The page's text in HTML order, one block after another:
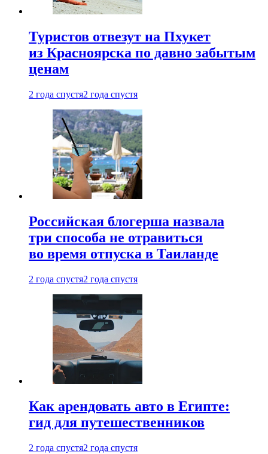
Туристов отвезут на Пхукет
из Красноярска по давно забытым
ценам
2 года спустя2 года спустя
Российская блогерша назвала
три способа не отравиться
во время отпуска в Таиланде
2 года спустя2 года спустя
Как арендовать авто в Египте:
гид для путешественников
2 года спустя2 года спустя